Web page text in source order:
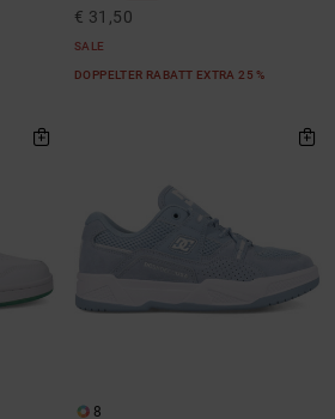
€ 31,50
SALE
DOPPELTER RABATT EXTRA 25 %
8